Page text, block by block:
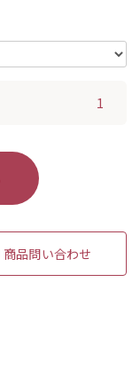
商品問い合わせ